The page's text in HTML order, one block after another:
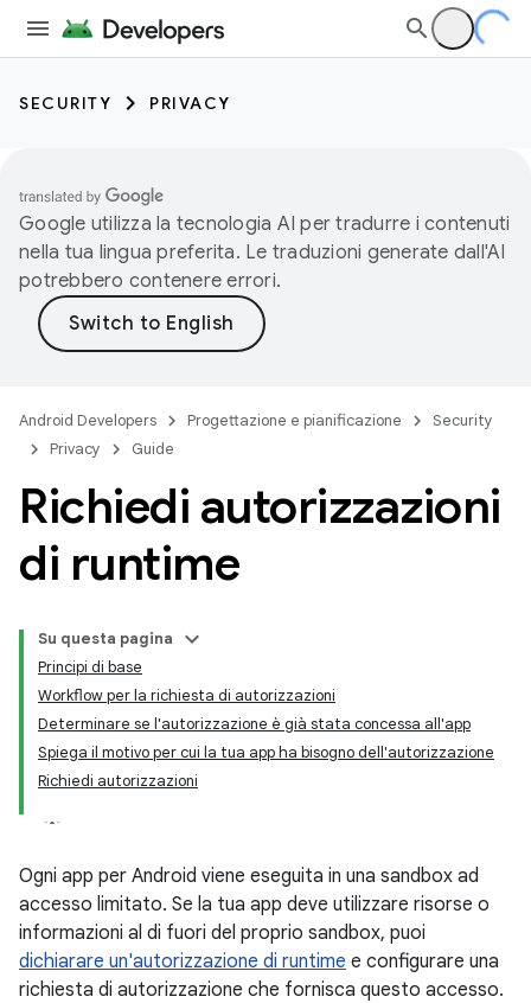
SECURITY PRIVACY
Google utilizza la tecnologia AI per tradurre i contenuti
nella tua lingua preferita. Le traduzioni generate dall'AI
potrebbero contenere errori.
Android Developers Progettazione e pianificazione
Security
Privacy
Guide
Richiedi autorizzazioni
di runtime
Su questa pagina
Principi di base
Workflow per la richiesta di autorizzazioni
Determinare se l'autorizzazione è già stata concessa all'app
Spiega il motivo per cui la tua app ha bisogno dell'autorizzazione
Richiedi autorizzazioni
Ogni app per Android viene eseguita in una sandbox ad
accesso limitato. Se la tua app deve utilizzare risorse o
informazioni al di fuori del proprio sandbox, puoi
dichiarare un'autorizzazione di runtime e configurare una
richiesta di autorizzazione che fornisca questo accesso.